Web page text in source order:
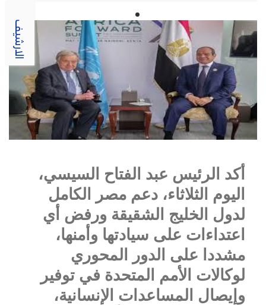
الارشيف
أكد الرئيس عبد الفتاح السيسي،
اليوم الثلاثاء، دعم مصر الكامل
لدول الخليج الشقيقة ورفض أي
اعتداءات على سيادتها وأمنها،
مشددا على الدور المحوري
لوكالات الأمم المتحدة في توفير
وإيصال المساعدات الإنسانية،